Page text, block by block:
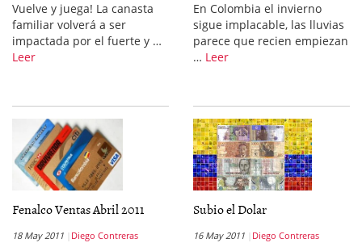
Vuelve y juega! La canasta
familiar volverá a ser
impactada por el fuerte y …
Leer
En Colombia el invierno
sigue implacable, las lluvias
parece que recien empiezan
… Leer
Fenalco Ventas Abril 2011
18 May 2011 Diego Contreras
Subio el Dolar
16 May 2011 Diego Contreras